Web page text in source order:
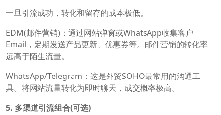
一旦引流成功，转化和留存的成本极低。
EDM(邮件营销)‍：通过网站弹窗或WhatsApp收集客户
Email，定期发送产品更新、优惠券等。邮件营销的转化率
远高于陌生流量。
WhatsApp/Telegram：这是外贸SOHO最常用的沟通工
具。将网站流量转化为即时聊天，成交概率极高。
5. 多渠道引流组合(可选)